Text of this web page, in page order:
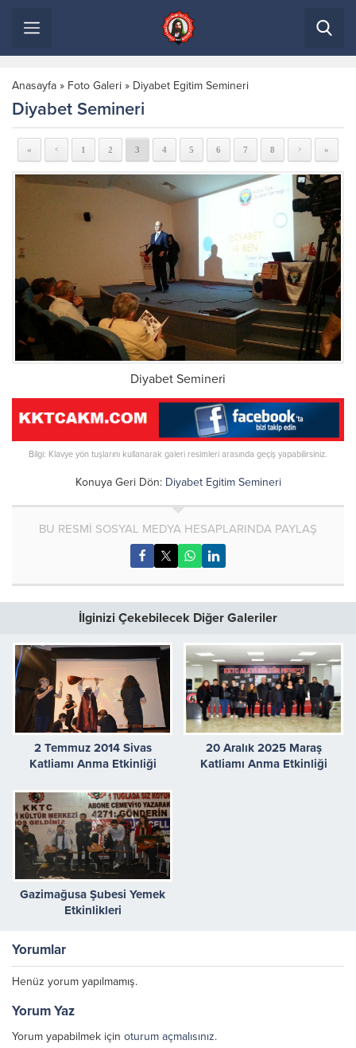
Anasayfa » Foto Galeri » Diyabet Egitim Semineri
Diyabet Semineri
« < 1 2 3 4 5 6 7 8 > »
Diyabet Semineri
Bilgi: Klavye yön tuşlarını kullanarak galeri resimleri arasında geçiş yapabilirsiniz.
Konuya Geri Dön: Diyabet Egitim Semineri
BU RESMİ SOSYAL MEDYA HESAPLARINDA PAYLAŞ
İlginizi Çekebilecek Diğer Galeriler
2 Temmuz 2014 Sivas
Katliamı Anma Etkinliği
20 Aralık 2025 Maraş
Katliamı Anma Etkinliği
Gazimağusa Şubesi Yemek
Etkinlikleri
Yorumlar
Henüz yorum yapılmamış.
Yorum Yaz
Yorum yapabilmek için oturum açmalısınız.